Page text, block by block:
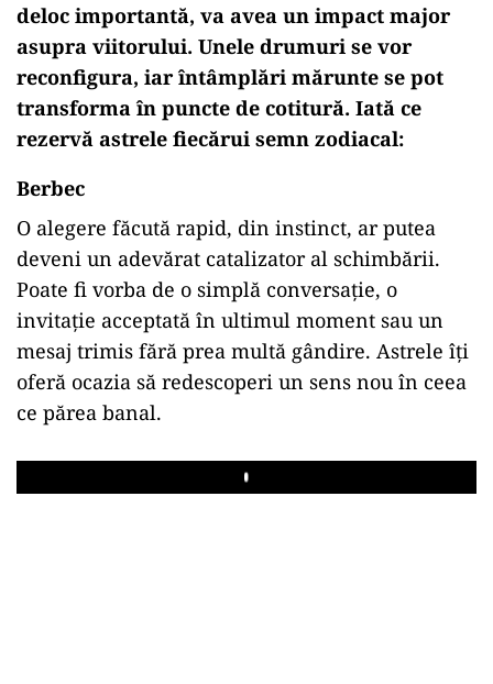
deloc importantă, va avea un impact major
asupra viitorului. Unele drumuri se vor
reconfigura, iar întâmplări mărunte se pot
transforma în puncte de cotitură. Iată ce
rezervă astrele fiecărui semn zodiacal:
Berbec
O alegere făcută rapid, din instinct, ar putea
deveni un adevărat catalizator al schimbării.
Poate fi vorba de o simplă conversație, o
invitație acceptată în ultimul moment sau un
mesaj trimis fără prea multă gândire. Astrele îți
oferă ocazia să redescoperi un sens nou în ceea
ce părea banal.
Play